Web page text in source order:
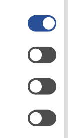
Partner
die du